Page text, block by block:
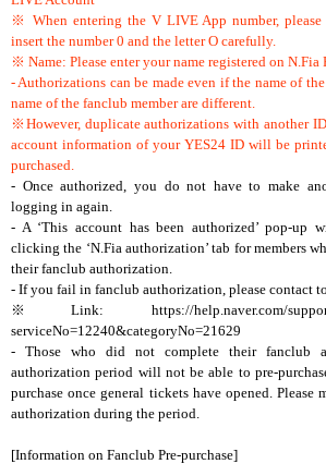
※ When entering the V LIVE App number, please
insert the number 0 and the letter O carefully.
※ Name: Please enter your name registered on N.Fia
- Authorizations can be made even if the name of
name of the fanclub member are different.
※However, duplicate authorizations with another
account information of your YES24 ID will be
purchased.
- Once authorized, you do not have to make
logging in again.
- A ‘This account has been authorized’ pop-up
clicking the ‘N.Fia authorization’ tab for members
their fanclub authorization.
- If you fail in fanclub authorization, please contact
※Link: https://help.naver.com/
serviceNo=12240&categoryNo=21629
- Those who did not complete their fanclub
authorization period will not be able to pre-
purchase once general tickets have opened. Please
authorization during the period.
[Information on Fanclub Pre-purchase]